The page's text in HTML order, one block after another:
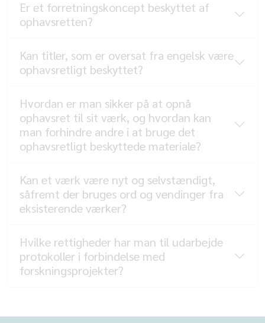
Er et forretningskoncept beskyttet af
ophavsretten?
Kan titler, som er oversat fra engelsk være
ophavsretligt beskyttet?
Hvordan er man sikker på at opnå
ophavsret til sit værk, og hvordan kan
man forhindre andre i at bruge det
ophavsretligt beskyttede materiale?
Kan et værk være nyt og selvstændigt,
såfremt der bruges ord og vendinger fra
eksisterende værker?
Hvilke rettigheder har man til udarbejde
protokoller i forbindelse med
forskningsprojekter?